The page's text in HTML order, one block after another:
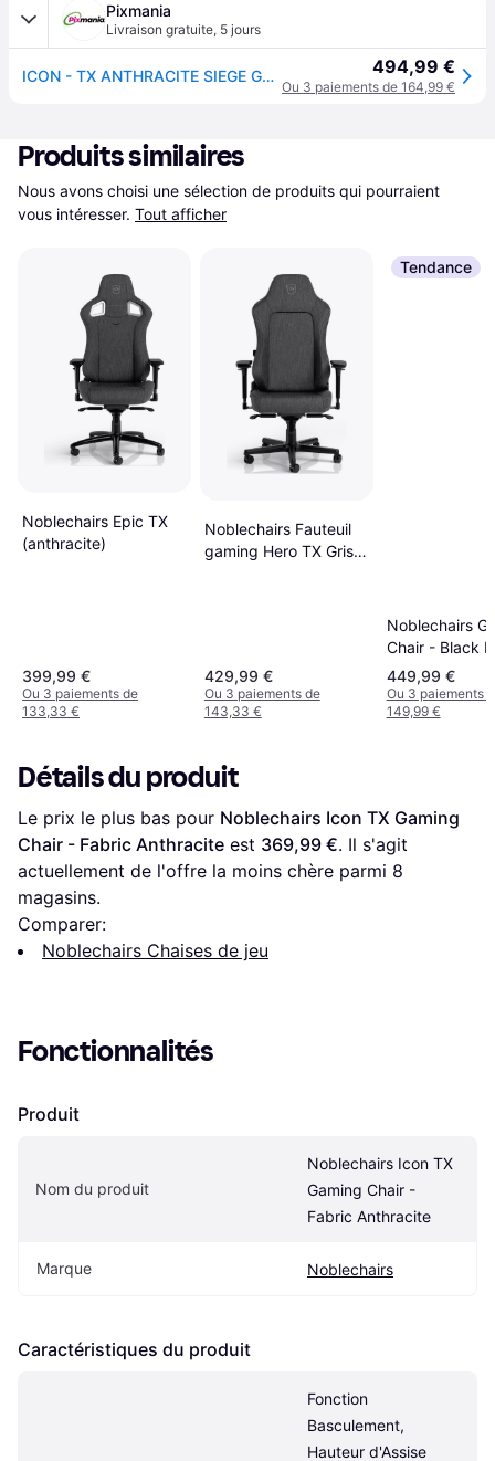
Pixmania
Livraison gratuite, 5 jours
ICON - TX ANTHRACITE SIEGE GAMING - Neuf 494,99 €
Ou 3 paiements de 164,99 €
Produits similaires
Nous avons choisi une sélection de produits qui pourraient
vous intéresser. Tout afficher
Noblechairs Epic TX
(anthracite)
399,99 €
Ou 3 paiements de
133,33 €
Noblechairs Fauteuil
gaming Hero TX Gris
429,99 €
Ou 3 paiements de
143,33 €
Tendance
Noblechairs
Chair - Black
449,99 €
Ou 3 paiements
149,99 €
Détails du produit
Le prix le plus bas pour Noblechairs Icon TX Gaming
Chair - Fabric Anthracite est 369,99 €. Il s'agit
actuellement de l'offre la moins chère parmi 8
magasins.
Comparer:
Noblechairs Chaises de jeu
Fonctionnalités
Produit
Nom du produit
Noblechairs Icon TX
Gaming Chair -
Fabric Anthracite
Marque Noblechairs
Caractéristiques du produit
Fonction
Basculement,
Hauteur d'Assise